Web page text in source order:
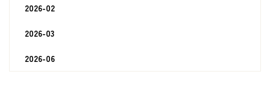
2026-02
2026-03
2026-06